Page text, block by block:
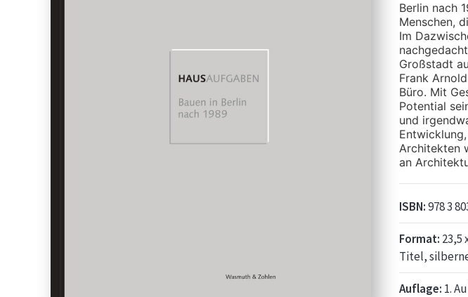
Berlin nach
Menschen,
Im
Großstadt
Frank
Büro. Mit
Potential
und
Architekten
an
ISBN:978 3
Format: 23,5
Titel,
Auflage: 1.